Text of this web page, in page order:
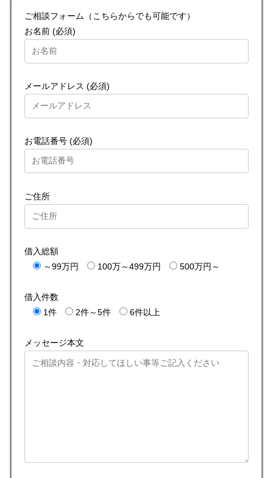
ご相談フォーム（こちらからでも可能です）
お名前 (必須)
メールアドレス (必須)
お電話番号 (必須)
ご住所
借入総額
～99万円
100万～499万円 500万円～
借入件数
1件
2件～5件 6件以上
メッセージ本文